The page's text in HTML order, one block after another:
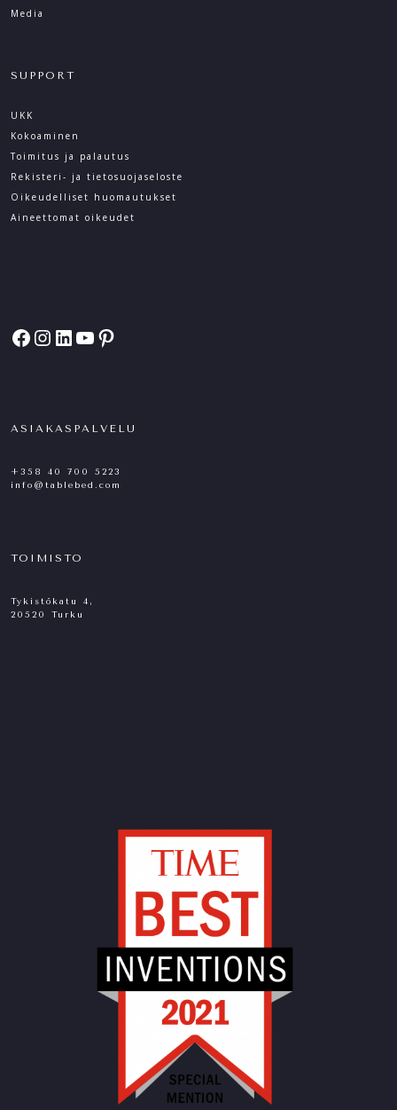
Media
SUPPORT
UKK
Kokoaminen
Toimitus ja palautus
Rekisteri- ja tietosuoja­seloste
Oikeudelliset huomautukset
Aineettomat oikeudet
Facebook
Instagram
LinkedIn
YouTube
Pinterest
ASIAKASPALVELU
+358 40 700 5223
info@tablebed.com
TOIMISTO
Tykistökatu 4,
20520 Turku